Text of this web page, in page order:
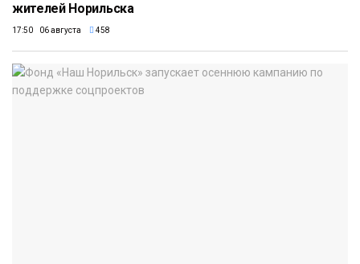
жителей Норильска
17:50 06 августа 458